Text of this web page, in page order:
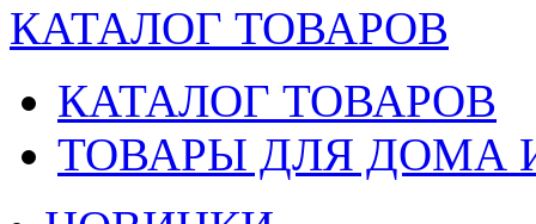
КАТАЛОГ ТОВАРОВ
КАТАЛОГ ТОВАРОВ
ТОВАРЫ ДЛЯ ДОМА